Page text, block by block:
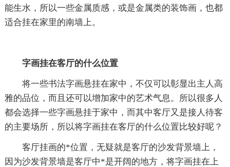
能生水，所以一些金属质感，或是金属类的装饰画，也都
适合挂在家里的南墙上。
字画挂在客厅的什么位置
将一些书法字画悬挂在家中，不仅可以彰显出主人高
雅的品位，而且还可以增加家中的艺术气息。所以很多人
都会选择一些字画悬挂于家中，而其中客厅又是接人待客
的主要场所，所以将字画挂在客厅的什么位置比较好呢？
客厅挂画的*位置，无疑就是客厅的沙发背景墙上，
因为沙发背景墙是客厅中*是开阔的地方，将字画挂在上